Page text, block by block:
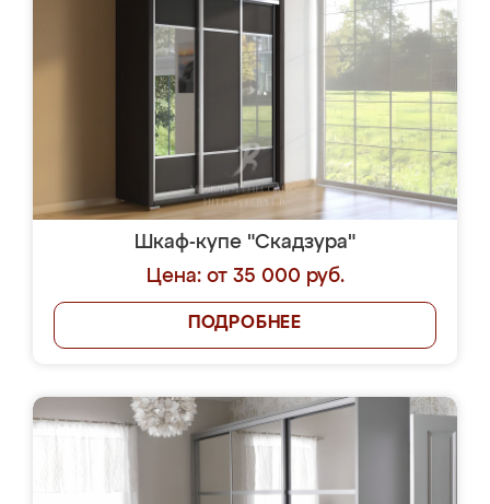
Шкаф-купе "Скадзура"
Цена: от 35 000 руб.
ПОДРОБНЕЕ